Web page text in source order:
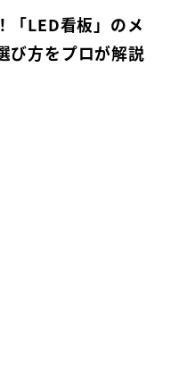
「LED看板」のメ
び方をプロが解説